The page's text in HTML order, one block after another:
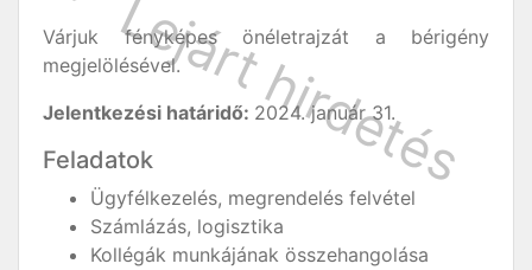
Várjuk fényképes önéletrajzát a bérigény
megjelölésével.
Jelentkezési határidő: 2024. január 31.
Feladatok
Ügyfélkezelés, megrendelés felvétel
Számlázás, logisztika
Kollégák munkájának összehangolása